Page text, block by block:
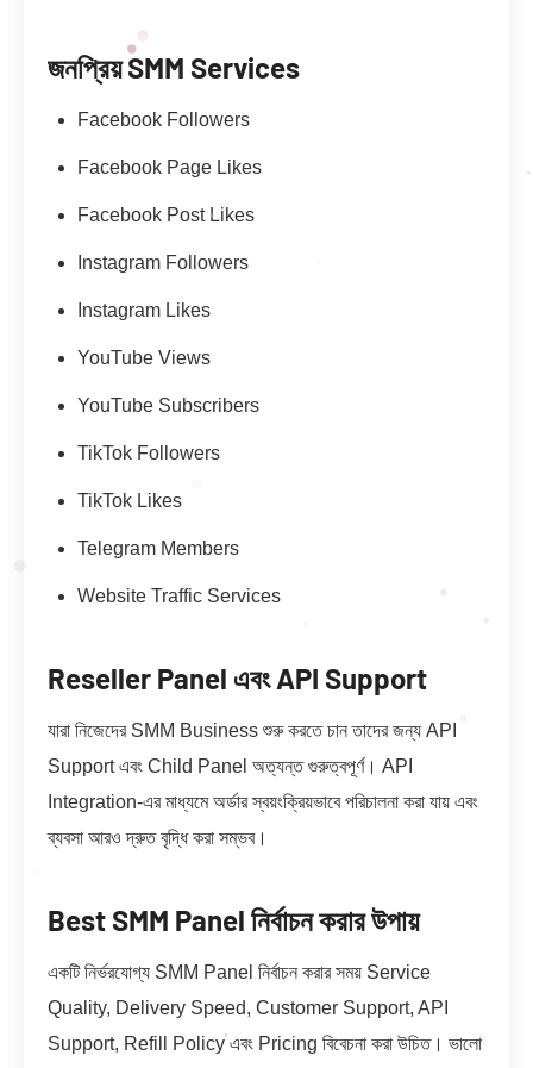
জনপ্রিয় SMM Services
Facebook Followers
Facebook Page Likes
Facebook Post Likes
Instagram Followers
Instagram Likes
YouTube Views
YouTube Subscribers
TikTok Followers
TikTok Likes
Telegram Members
Website Traffic Services
Reseller Panel এবং API Support
যারা নিজেদের SMM Business শুরু করতে চান তাদের জন্য API
Support এবং Child Panel অত্যন্ত গুরুত্বপূর্ণ। API
Integration-এর মাধ্যমে অর্ডার স্বয়ংক্রিয়ভাবে পরিচালনা করা যায় এবং
ব্যবসা আরও দ্রুত বৃদ্ধি করা সম্ভব।
Best SMM Panel নির্বাচন করার উপায়
একটি নির্ভরযোগ্য SMM Panel নির্বাচন করার সময় Service
Quality, Delivery Speed, Customer Support, API
Support, Refill Policy এবং Pricing বিবেচনা করা উচিত। ভালো